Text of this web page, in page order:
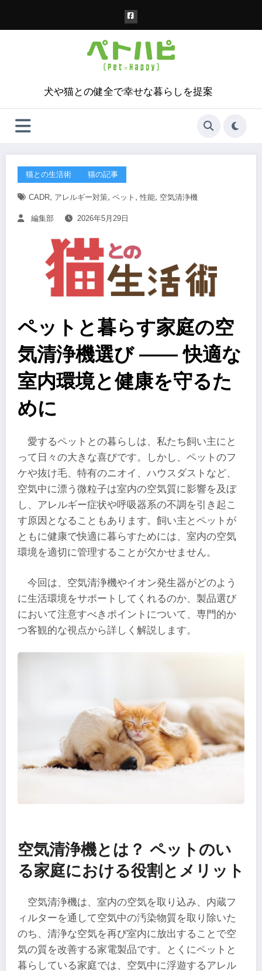
犬や猫との健全で幸せな暮らしを提案
猫との生活術 猫の記事
CADR, アレルギー対策, ペット , 性能, 空気清浄機
編集部 2026年5月29日
ペットと暮らす家庭の空
気清浄機選び ―― 快適な
室内環境と健康を守るた
めに
愛するペットとの暮らしは、私たち飼い主にと
って日々の大きな喜びです。しかし、ペットのフ
ケや抜け毛、特有のニオイ、ハウスダストなど、
空気中に漂う微粒子は室内の空気質に影響を及ぼ
し、アレルギー症状や呼吸器系の不調を引き起こ
す原因となることもあります。飼い主とペットが
ともに健康で快適に暮らすためには、室内の空気
環境を適切に管理することが欠かせません。
今回は、空気清浄機やイオン発生器がどのよう
に生活環境をサポートしてくれるのか、製品選び
において注意すべきポイントについて、専門的か
つ客観的な視点から詳しく解説します。
空気清浄機とは？ ペットのい
る家庭における役割とメリット
空気清浄機は、室内の空気を取り込み、内蔵フ
ィルターを通して空気中の汚染物質を取り除いた
のち、清浄な空気を再び室内に放出することで空
気の質を改善する家電製品です。とくにペットと
暮らしている家庭では、空気中に浮遊するアレル